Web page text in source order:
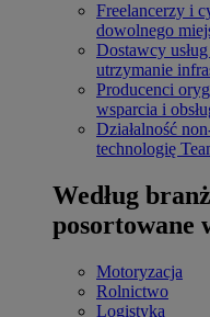
Freelancerzy i
dowolnego
Dostawcy
utrzymanie
Producenci
wsparcia i
Działalność
technologię
Według branż
posortowane
Motoryzacja
Rolnictwo
Logistyka